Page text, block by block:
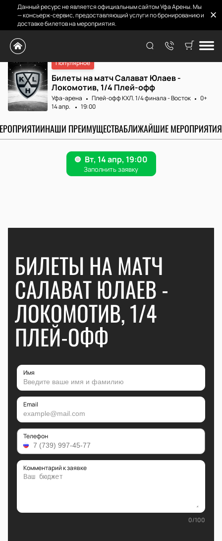
Данный ресурс не является официальным сайтом Уфа Арены. Мы
— консьерж-сервис, предоставляющий услуги по бронированию и
доставке билетов на мероприятия.
Главная Салават Юлаев - ...
Популярное
Билеты на матч Салават Юлаев -
Локомотив, 1/4 Плей-офф
Уфа-арена Плей-офф КХЛ. 1/4 финала - Восток
0+
14 апр.
19:00
НАШИ ПРЕИМУЩЕСТВАБЛИЖАЙШИЕ МЕРОПРИЯТИЯ
БИЛЕТЫ НА МАТЧ
САЛАВАТ ЮЛАЕВ -
ЛОКОМОТИВ, 1/4
ПЛЕЙ-ОФФ
Имя
Email
Телефон
Комментарий к заявке
0/100